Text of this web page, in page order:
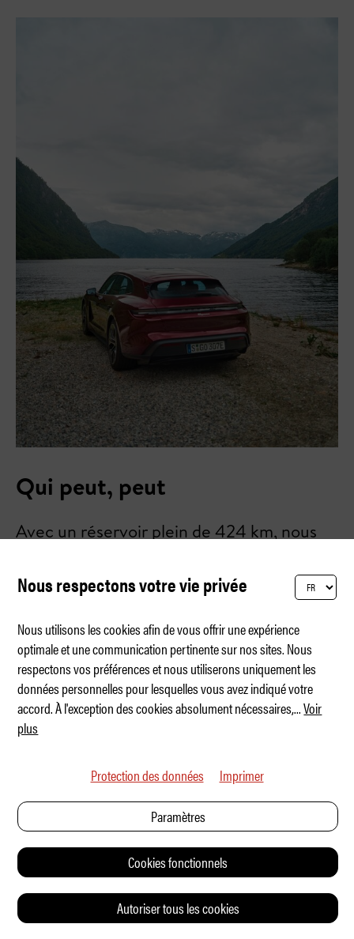
Qui peut, peut
Avec un réservoir plein de 424 km, nous
jusqu'à Jondal, à l'hôtel Hardanger House.
s'est installée chez nous, qui nous fait
penser que nous allons tout de même y
arriver. Hardanger House dispose
directement devant la porte de quatre
avec "seulement" 22 kW. Ce qui me retient
de charger, c'est le fait que ces bornes
n'ont pas leur propre câble, je devrais donc
sortir l'un des trois câbles emportés dans la
Taycan sous nos bagages, et il pleut aussi,
et ah non, on s'en sortira facilement
Nous respectons votre vie privée
Nous utilisons les cookies afin de vous offrir une expérience
optimale et une communication pertinente sur nos sites. Nous
respectons vos préférences et nous utiliserons uniquement les
données personnelles pour lesquelles vous avez indiqué votre
accord. À l'exception des cookies absolument nécessaires,...Voir
plus
Protection des données Imprimer
Paramètres
Cookies fonctionnels
Autoriser tous les cookies